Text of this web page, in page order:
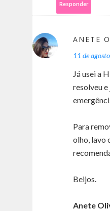
Responder
ANETE
11 de
Já usei a
resolveu e
Para
olho, lavo
Beijos.
Anete